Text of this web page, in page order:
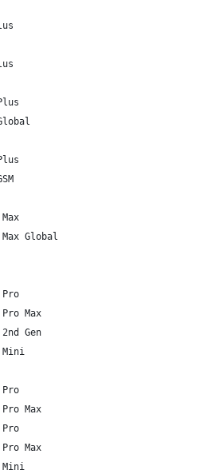
Global
Max
Gen
Mini
Max
Max
Mini